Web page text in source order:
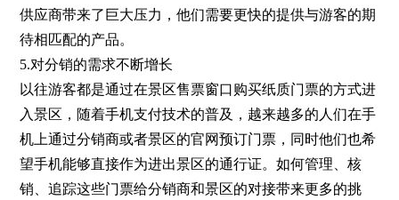
供应商带来了巨大压力，他们需要更快的提供与游客的期
待相匹配的产品。
5.对分销的需求不断增长
以往游客都是通过在景区售票窗口购买纸质门票的方式进
入景区，随着手机支付技术的普及，越来越多的人们在手
机上通过分销商或者景区的官网预订门票，同时他们也希
望手机能够直接作为进出景区的通行证。如何管理、核
销、追踪这些门票给分销商和景区的对接带来更多的挑